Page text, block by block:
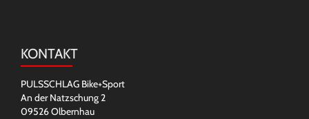
KONTAKT
PULSSCHLAG Bike+Sport
An der Natzschung 2
09526 Olbernhau